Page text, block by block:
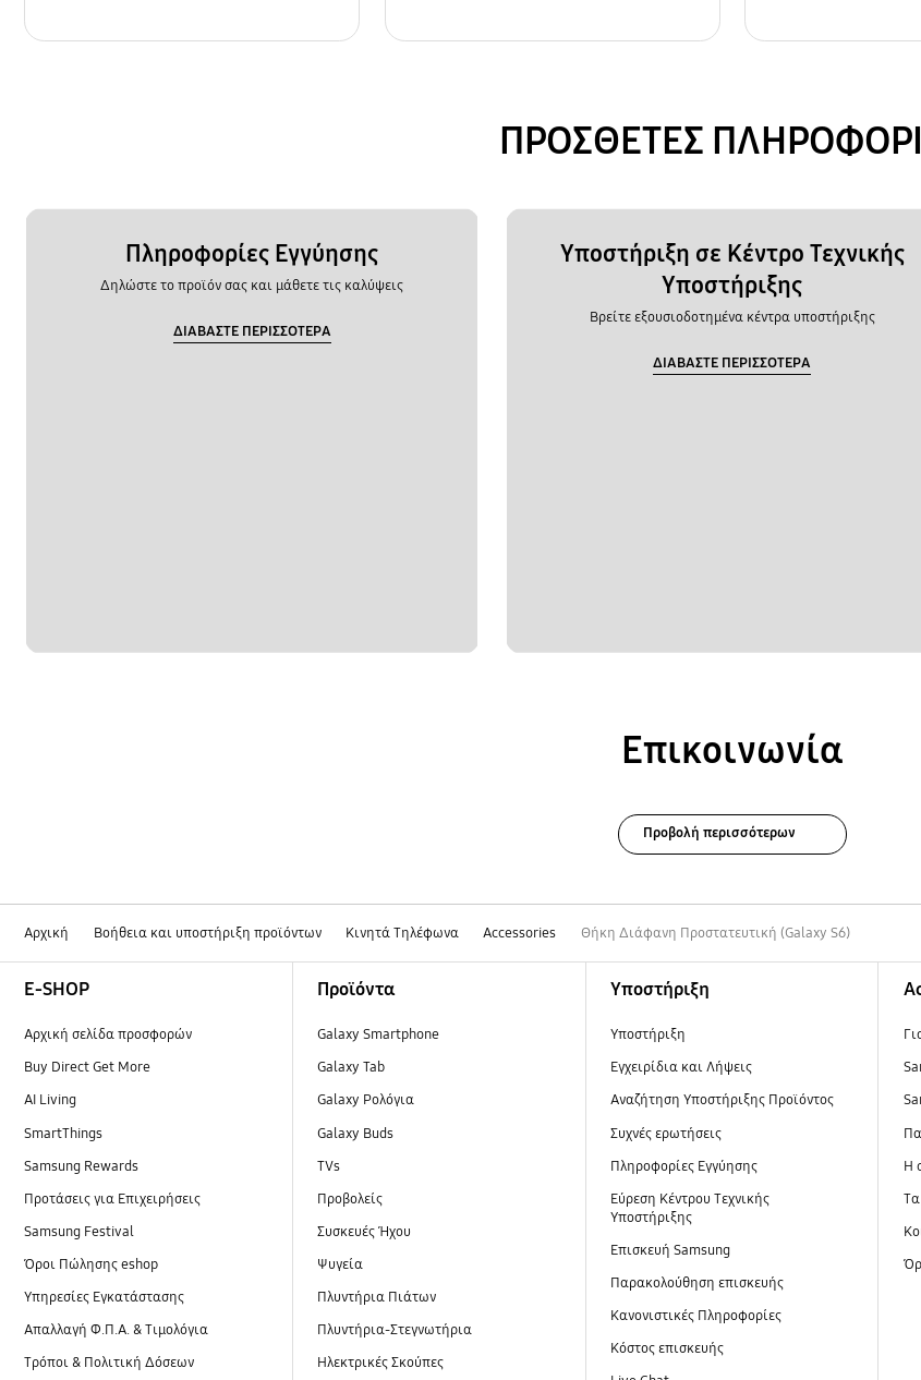
ΠΡΟΣΘΕΤΕΣ
Πληροφορίες Εγγύησης
Δηλώστε το προϊόν σας και μάθετε τις καλύψεις
ΔΙΑΒΑΣΤΕ ΠΕΡΙΣΣΟΤΕΡΑ
Υποστήριξη σε Κέντρο Τεχνικής
Υποστήριξης
Βρείτε εξουσιοδοτημένα κέντρα υποστήριξης
ΔΙΑΒΑΣΤΕ ΠΕΡΙΣΣΟΤΕΡΑ
Επικοινωνία
Προβολή περισσότερων
Αρχική Βοήθεια και υποστήριξη προϊόντων Κινητά Τηλέφωνα Accessories Θήκη Διάφανη Προστατευτική (Galaxy S6)
E-SHOP
Αρχική σελίδα προσφορών
Buy Direct Get More
AI Living
SmartThings
Samsung Rewards
Προτάσεις για Επιχειρήσεις
Samsung Festival
Όροι Πώλησης eshop
Υπηρεσίες Εγκατάστασης
Απαλλαγή Φ.Π.Α. & Τιμολόγια
Τρόποι & Πολιτική Δόσεων
Προϊόντα
Galaxy Smartphone
Galaxy Tab
Galaxy Ρολόγια
Galaxy Buds
TVs
Προβολείς
Συσκευές Ήχου
Ψυγεία
Πλυντήρια Πιάτων
Πλυντήρια-Στεγνωτήρια
Ηλεκτρικές Σκούπες
Υποστήριξη
Υποστήριξη
Εγχειρίδια και Λήψεις
Αναζήτηση Υποστήριξης Προϊόντος
Συχνές ερωτήσεις
Πληροφορίες Εγγύησης
Εύρεση Κέντρου Τεχνικής
Υποστήριξης
Επισκευή Samsung
Παρακολούθηση επισκευής
Κανονιστικές Πληροφορίες
Κόστος επισκευής
Η